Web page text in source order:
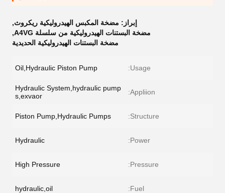
إبراز: مضخة المكبس الهيدروليكية ريكروث,
مضخة البستنات الهيدروليكية من سلسلة A4VG
,
مضخة البستنات الهيدروليكية الحديدية
Usage:
Oil,Hydraulic Piston Pump
Appliion:
Hydraulic System,hydraulic pump
s,exvaor
Structure:
Piston Pump,Hydraulic Pumps
Power:
Hydraulic
Pressure:
High Pressure
Fuel:
hydraulic,oil